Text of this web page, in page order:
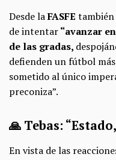
Desde laFASFE también
de intentar“avanzar
de las gradas,
defienden un fútbol
sometido al único
preconiza”.
🙏 Tebas:
En vista de las